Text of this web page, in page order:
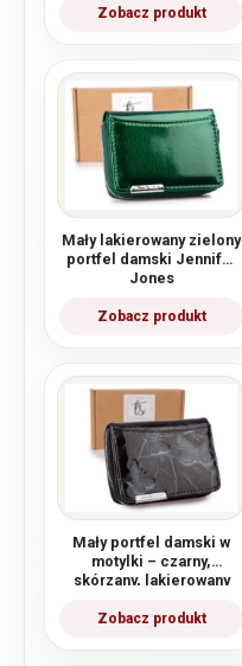
Mały lakierowany zielony
portfel damski Jennifer
Jones
Mały portfel damski w
motylki – czarny,
skórzany, lakierowany